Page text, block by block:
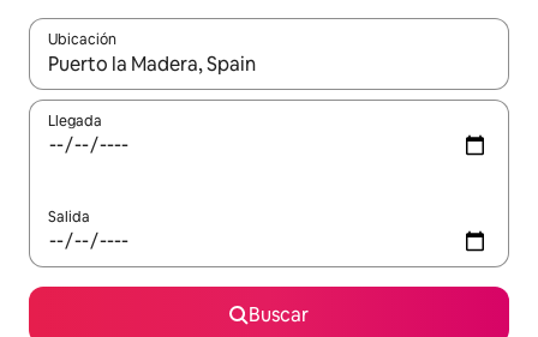
Ubicación
Cuando los resultados estén disponibles, navega con las
Llegada
Salida
Buscar